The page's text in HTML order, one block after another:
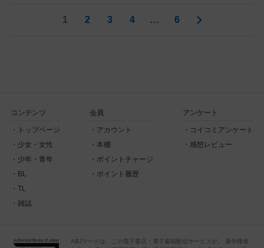
1 2 3 4 … 6
コンテンツ
トップページ
少女・女性
少年・青年
BL
TL
雑誌
会員
アカウント
本棚
ポイントチャージ
ポイント履歴
アンケート
コイコミアンケート
感想レビュー
ABJマークは、この電子書店・電子書籍配信サービスが、 著作権者